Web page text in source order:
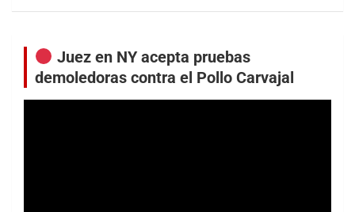
Juez en NY acepta pruebas
demoledoras contra el Pollo Carvajal